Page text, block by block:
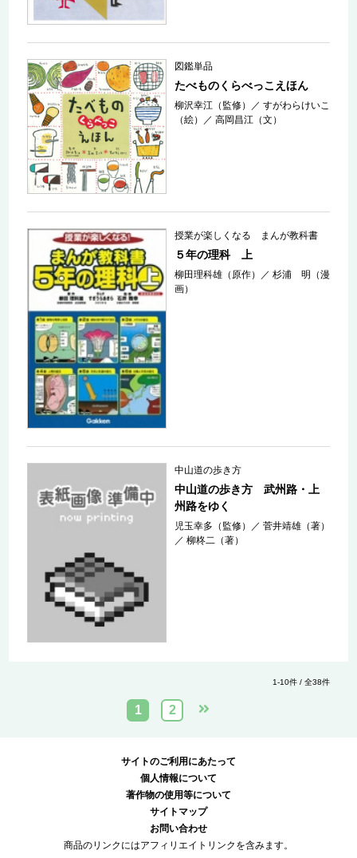
図鑑単品
たべものくらべっこえほん
柳沢幸江（監修） ／すがわらけいこ
（絵）
／高岡昌江（文）
授業が楽しくなる まんが教科書
５年の理科 上
柳田理科雄（原作） ／杉浦 明（漫
画）
中山道の歩き方
中山道の歩き方 武州路・上
州路をゆく
児玉幸多（監修） ／菅井靖雄（著）
／柳柊二（著）
1-10件 / 全38件
1 2
サイトのご利用にあたって
個人情報について
著作物の使用等について
サイトマップ
お問い合わせ
商品のリンクにはアフィリエイトリンクを含みます。